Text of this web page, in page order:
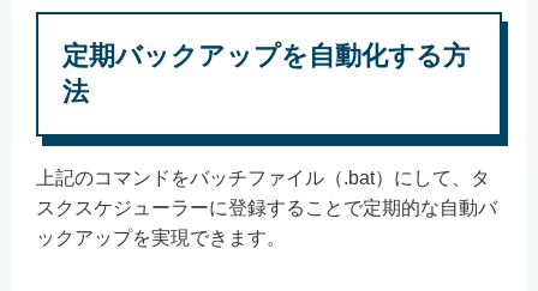
定期バックアップを自動化する方
法
上記のコマンドをバッチファイル（.bat）にして、タ
スクスケジューラーに登録することで定期的な自動バ
ックアップを実現できます。